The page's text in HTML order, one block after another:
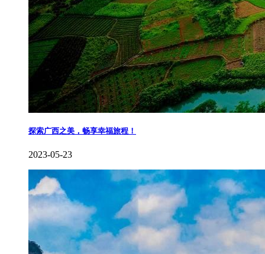
探索广西之美，畅享幸福旅程！
2023-05-23